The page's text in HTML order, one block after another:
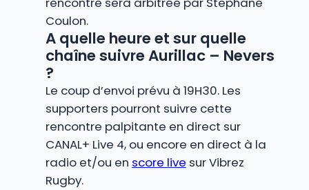
Coulon.
A quelle heure et sur quelle
chaîne suivre Aurillac – Nevers
?
Le coup d’envoi prévu à 19H30. Les
supporters pourront suivre cette
rencontre palpitante en direct sur
CANAL+ Live 4, ou encore en direct à la
radio et/ou en score live sur Vibrez
Rugby.